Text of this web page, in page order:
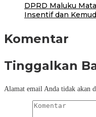
DPRD Maluku
Insentif dan
Komentar
Tinggalkan
Alamat email Anda tidak akan